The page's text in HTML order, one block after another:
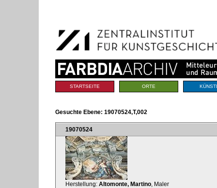
Navigation
Sektionen
STARTSEITE ORTE
Gesuchte Ebene: 19070524,T,002
19070524
Herstellung: Altomonte, Martino , Maler